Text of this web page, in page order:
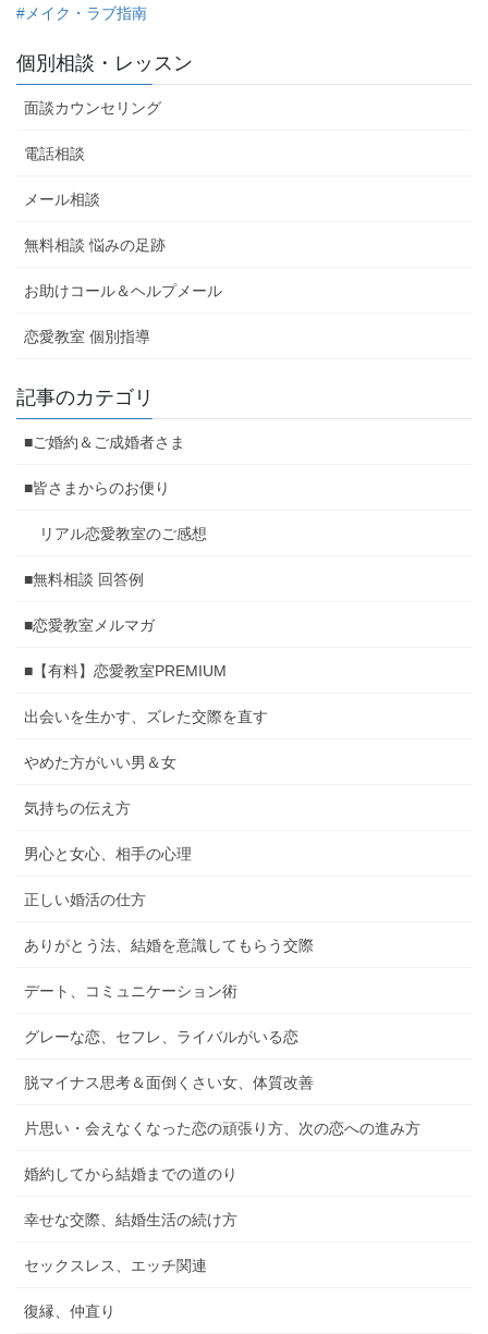
#メイク・ラブ指南
個別相談・レッスン
面談カウンセリング
電話相談
メール相談
無料相談 悩みの足跡
お助けコール＆ヘルプメール
恋愛教室 個別指導
記事のカテゴリ
■ご婚約＆ご成婚者さま
■皆さまからのお便り
リアル恋愛教室のご感想
■無料相談 回答例
■恋愛教室メルマガ
■【有料】恋愛教室PREMIUM
出会いを生かす、ズレた交際を直す
やめた方がいい男＆女
気持ちの伝え方
男心と女心、相手の心理
正しい婚活の仕方
ありがとう法、結婚を意識してもらう交際
デート、コミュニケーション術
グレーな恋、セフレ、ライバルがいる恋
脱マイナス思考＆面倒くさい女、体質改善
片思い・会えなくなった恋の頑張り方、次の恋への進み方
婚約してから結婚までの道のり
幸せな交際、結婚生活の続け方
セックスレス、エッチ関連
復縁、仲直り